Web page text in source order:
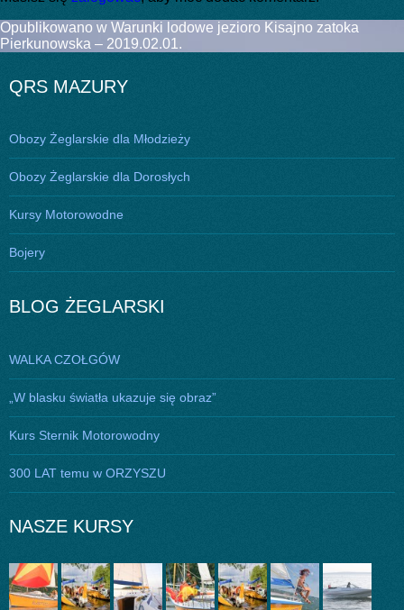
Nawigacja
wpisu
Opublikowano w Warunki lodowe jezioro Kisajno zatoka
Pierkunowska – 2019.02.01.
QRS MAZURY
Obozy Żeglarskie dla Młodzieży
Obozy Żeglarskie dla Dorosłych
Kursy Motorowodne
Bojery
BLOG ŻEGLARSKI
WALKA CZOŁGÓW
„W blasku światła ukazuje się obraz”
Kurs Sternik Motorowodny
300 LAT temu w ORZYSZU
NASZE KURSY